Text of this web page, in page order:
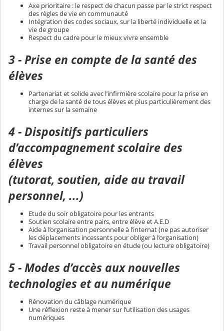
Axe prioritaire : le respect de chacun passe par le strict respect
des règles de vie en communauté
Intégration des codes sociaux, sur la liberté individuelle et la
vie de groupe
Respect du cadre pour le mieux vivre ensemble
3 - Prise en compte de la santé des
élèves
Partenariat et solide avec l’infirmière scolaire pour la prise en
charge de la santé de tous élèves et plus particulièrement des
internes sur la semaine
4 - Dispositifs particuliers
d’accompagnement scolaire des
élèves
(tutorat, soutien, aide au travail
personnel, ...)
Etude du soir obligatoire pour les entrants
Soutien scolaire entre pairs, entre élève et A.E.D
Aide à l’organisation personnelle à l’internat (ne pas autoriser
les déplacements incessants pour obliger à l’organisation)
Travail personnel obligatoire en étude (ou lecture obligatoire)
5 - Modes d’accès aux nouvelles
technologies et au numérique
Rénovation du câblage numérique
Une réflexion reste à mener sur l’utilisation des usages
numériques